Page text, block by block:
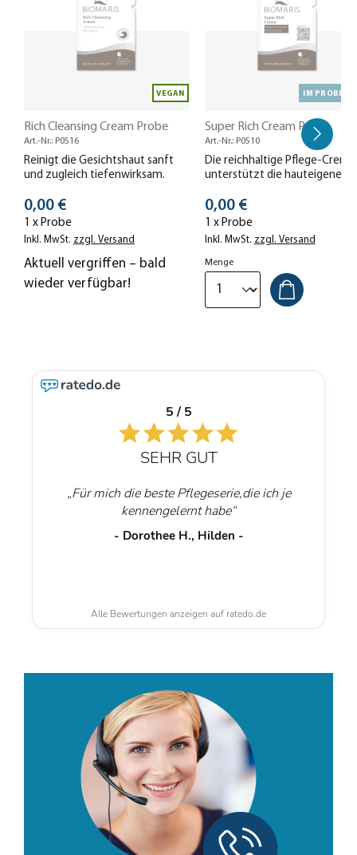
VEGAN
Rich Cleansing Cream Probe
Art.-Nr.: P0516
Reinigt die Gesichtshaut sanft
und zugleich tiefenwirksam.
Stückpreis
0,00 €
1 x Probe
Inkl. MwSt. zzgl. Versand
Aktuell vergriffen – bald
wieder verfügbar!
IM
Super Rich Cream Probe
Art.-Nr.: P0510
Die reichhaltige Pflege-Creme
unterstützt die hauteigene
regeneriert die Haut über
und spendet spürbar
Feuchtigkeit.
Stückpreis
0,00 €
1 x Probe
Inkl. MwSt. zzgl. Versand
Menge
5 / 5
SEHR GUT
„Für mich die beste Pflegeserie,die ich je
kennengelernt habe“
- Dorothee H., Hilden -
Alle Bewertungen anzeigen auf ratedo.de